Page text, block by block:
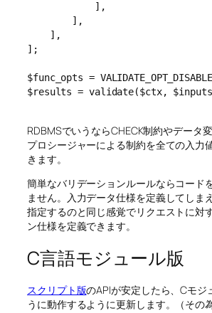
            ],
        ],
    ],
];
$func_opts =
$results = validate($ctx,
RDBMSでいうならCHECK制約やデータ
プロシージャーによる制約を全ての入力
きます。
簡単なバリデーションルールならコード
ません。入力データ仕様を定義してしま
指定するのと同じ感覚でリクエストに対
ン仕様を定義できます。
C言語モジュール版
スクリプト版のAPIが安定したら、Cモジ
うに動作するように更新します。（その